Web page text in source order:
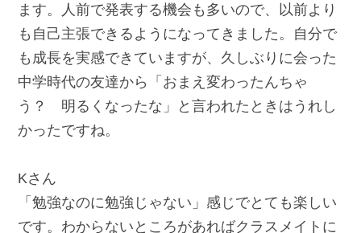
ます。人前で発表する機会も多いので、以前より
も自己主張できるようになってきました。自分で
も成長を実感できていますが、久しぶりに会った
中学時代の友達から「おまえ変わったんちゃ
う？ 明るくなったな」と言われたときはうれし
かったですね。
Kさん
「勉強なのに勉強じゃない」感じでとても楽しい
です。わからないところがあればクラスメイトに